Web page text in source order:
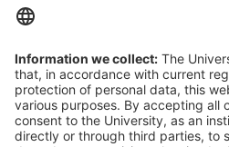
Trabaje con nosotros
Preguntas frecuentesarrow_outward
Filantropía y donacionesarrow_outward